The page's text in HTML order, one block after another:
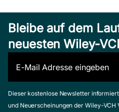
Bleibe auf dem
neuesten Wiley-
Dieser kostenlose Newsletter
und Neuerscheinungen der Wiley-